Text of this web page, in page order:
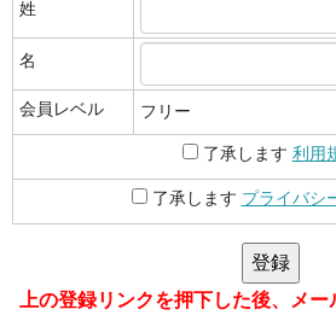
姓
名
会員レベル フリー
了承します 利用
了承します プライバシ
上の登録リンクを押下した後、メ